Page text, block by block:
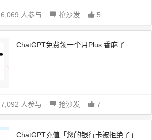
6,069 人参与 抢沙发 5
ChatGPT免费领一个月Plus 香麻了
7,092 人参与 抢沙发 7
ChatGPT充值「您的银行卡被拒绝了」